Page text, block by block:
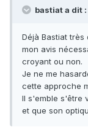
bastiat a dit :
Déjà Bastiat
mon avis
croyant ou non.
Je ne me
cette approche
Il s'emble s'être
et que son